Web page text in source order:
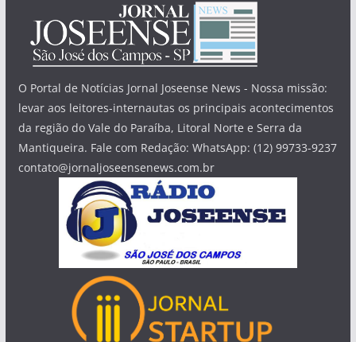
O Portal de Notícias Jornal Joseense News - Nossa missão:
levar aos leitores-internautas os principais acontecimentos
da região do Vale do Paraíba, Litoral Norte e Serra da
Mantiqueira. Fale com Redação: WhatsApp: (12) 99733-9237
contato@jornaljoseensenews.com.br